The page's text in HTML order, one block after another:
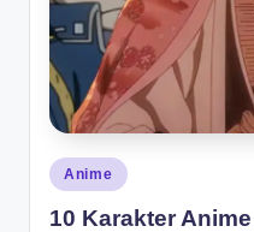
Posted
in
Anime
10 Karakter